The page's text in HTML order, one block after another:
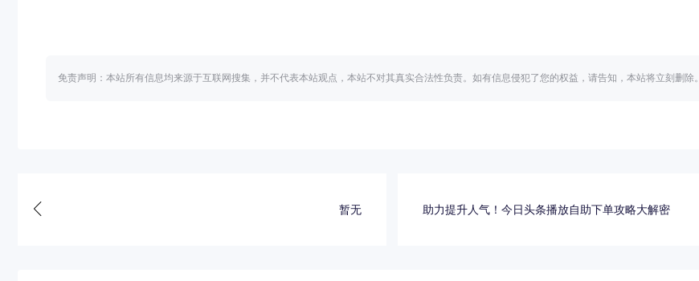
免责声明：本站所有信息均来源于互联网搜集，并不代表本站观点，本站不对其真实合法性负责。如有信息侵犯了您的权益，请告知，本站将立刻删除。
暂无 助力提升人气！今日头条播放自助下单攻略大解密